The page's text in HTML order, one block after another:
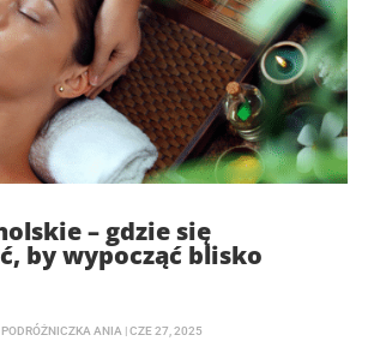
– gdzie się
by wypocząć blisko
PODRÓŻNICZKA ANIA |CZE 27, 2025